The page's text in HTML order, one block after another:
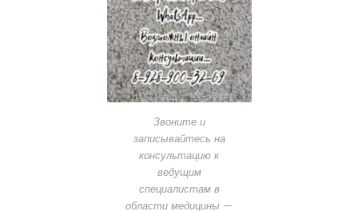
Звоните и
записывайтесь на
консультацию к
ведущим
специалистам в
области медицины —